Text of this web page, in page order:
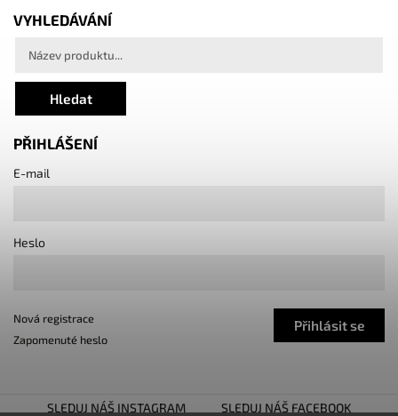
VYHLEDÁVÁNÍ
Hledat
PŘIHLÁŠENÍ
E-mail
Heslo
Přihlásit se
Nová registrace
Zapomenuté heslo
SLEDUJ NÁŠ INSTAGRAM SLEDUJ NÁŠ FACEBOOK